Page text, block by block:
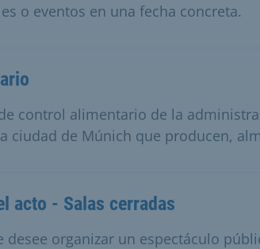
o eventos en una fecha concreta.
control alimentario de la
ciudad de Múnich que producen,
acto - Salas cerradas
desee organizar un espectáculo